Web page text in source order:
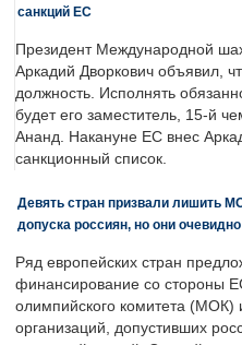
санкций ЕС
Президент Международной
Аркадий Дворкович объявил,
должность. Исполнять
будет его заместитель, 15-й
Ананд. Накануне ЕС внес
санкционный список.
Девять стран призвали лишить
допуска россиян, но они
Ряд европейских стран
финансирование со стороны
олимпийского комитета (МОК)
организаций, допустивших